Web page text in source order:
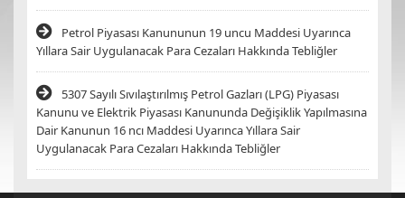
Petrol Piyasası Kanununun 19 uncu Maddesi Uyarınca
Yıllara Sair Uygulanacak Para Cezaları Hakkında Tebliğler
5307 Sayılı Sıvılaştırılmış Petrol Gazları (LPG) Piyasası
Kanunu ve Elektrik Piyasası Kanununda Değişiklik Yapılmasına
Dair Kanunun 16 ncı Maddesi Uyarınca Yıllara Sair
Uygulanacak Para Cezaları Hakkında Tebliğler